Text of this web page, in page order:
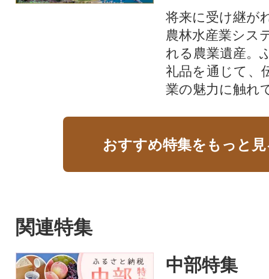
将来に受け継が
農林水産業シス
れる農業遺産。
礼品を通じて、
業の魅力に触れ
おすすめ特集をもっと
関連特集
中部特集